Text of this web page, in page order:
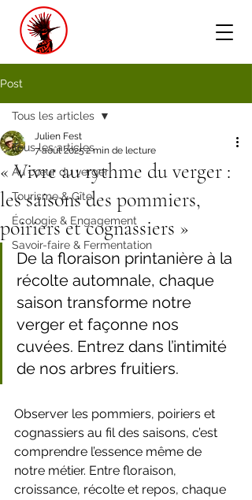
Post
Tous les articles
Au cœur du verger
Tourisme & Gîte
Écologie & Engagement
Savoir-faire & Fermentation
Tous les articles
« Vivre au rythme du verger :
les saisons des pommiers,
poiriers et cognassiers »
Julien Fest
7 août 20252 min de lecture
De la floraison printanière à la
récolte automnale, chaque
saison transforme notre
verger et façonne nos
cuvées. Entrez dans l’intimité
de nos arbres fruitiers.
Observer les pommiers, poiriers et
cognassiers au fil des saisons, c’est
comprendre l’essence même de
notre métier. Entre floraison,
croissance, récolte et repos, chaque